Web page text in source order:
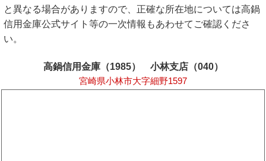
と異なる場合がありますので、正確な所在地については高鍋
信用金庫公式サイト等の一次情報もあわせてご確認くださ
い。
高鍋信用金庫（1985） 小林支店（040）
宮崎県小林市大字細野1597